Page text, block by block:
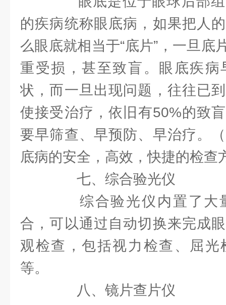
的疾病统称眼底病，如果把人
么眼底就相当于“底片”，一旦底
重受损，甚至致盲。眼底疾病
状，而一旦出现问题，往往已
使接受治疗，依旧有50%的致
要早筛查、早预防、早治疗。
底病的安全，高效，快捷的检查
七、综合验光仪
综合验光仪内置了大
合，可以通过自动切换来完成
观检查，包括视力检查、屈
等。
八、镜片查片仪